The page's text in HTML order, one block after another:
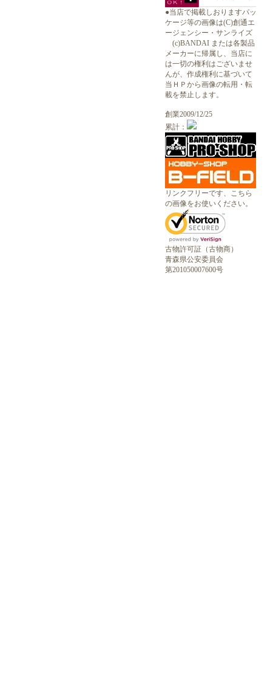
●当店で掲載しおりますパッ
ケージ等の画像は(C)創通エ
ージェンシー・サンライズ
(c)BANDAI または各製品
メーカーに帰属し、当店に
は一切の権利はございませ
んが、作成権利に基づいて
当ＨＰから画像の転用・転
載を禁止します。
創業2009/12/25
累計：
リンクフリーです、こちら
の画像をお使いください。
古物許可証（古物商）
青森県公安委員会
第201050007600号